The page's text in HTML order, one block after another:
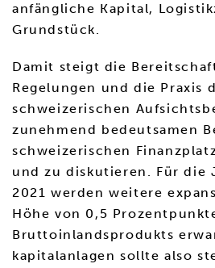
anfängliche Kapital,
Grundstück.
Damit steigt die
Regelungen und die Praxis
schweizerischen
zunehmend bedeutsamen
schweizerischen
und zu diskutieren. Für die
2021 werden weitere
Höhe von 0,5
Bruttoinlandsprodukts
kapitalanlagen sollte also